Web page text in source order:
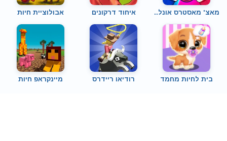
מאצ' מאסטרס אונל.. איחוד דרקונים אבולוציית חיות
בית לחיות מחמד רודיאו ריידרס מיינקראפ חיות